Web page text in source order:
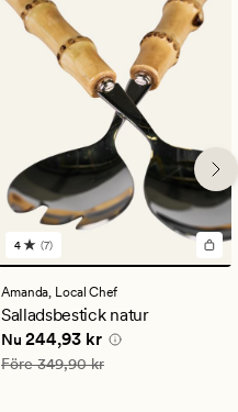
7
omdömen
med
ett
genomsnittligt
betyg
på
4
4 (7)
Amanda, Local Chef
Salladsbestick natur
Nuvarande pris
Nu 244,93 kr
Ordinarie pris 349,90 kr
Före349,90 kr